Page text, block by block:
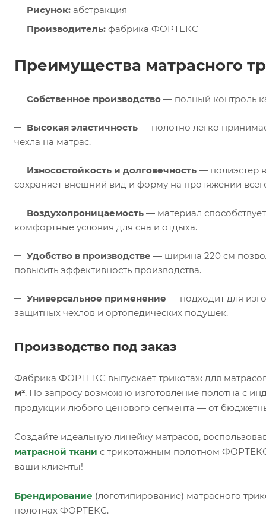
Рисунок: абстракция
Производитель: фабрика ФОРТЕКС
Преимущества матрасного
Собственное производство — полный контроль
Высокая эластичность — полотно легко
чехла на матрас.
Износостойкость и долговечность — полиэстер
сохраняет внешний вид и форму на протяжении
Воздухопроницаемость — материал
комфортные условия для сна и отдыха.
Удобство в производстве — ширина 220 см
повысить эффективность производства.
Универсальное применение — подходит для
защитных чехлов и ортопедических подушек.
Производство под заказ
Фабрика ФОРТЕКС выпускает трикотаж для
м². По запросу возможно изготовление полотна с
продукции любого ценового сегмента — от
Создайте идеальную линейку матрасов,
матрасной ткани с трикотажным полотном
ваши клиенты!
Брендирование (логотипирование) матрасного
полотнах ФОРТЕКС.